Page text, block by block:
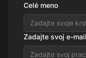
Celé meno
Zadajte svoj e-mail